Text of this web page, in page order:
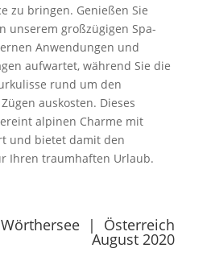
zu bringen. Genießen Sie
unserem großzügigen Spa-
Anwendungen und
aufwartet, während Sie die
rund um den
auskosten. Dieses
alpinen Charme mit
und bietet damit den
Ihren traumhaften Urlaub.
| Österreich
August 2020